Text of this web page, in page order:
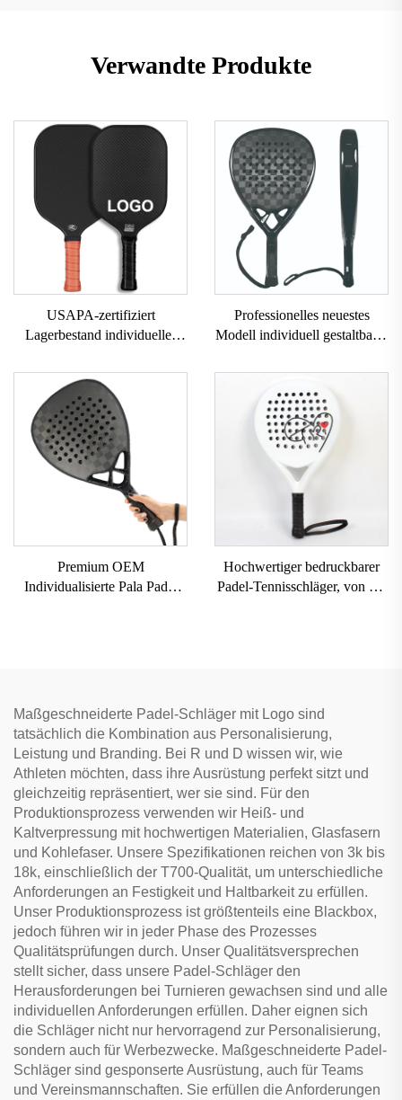
Verwandte Produkte
USAPA-zertifiziert
Lagerbestand individuelles
Pickleball-Schläger
Kohlefaseroberfläche T700
Rohkarbonfaser-Pickleball-
Schläger 2024
Professionelles neuestes
Modell individuell gestaltbarer
Paddle-Tennis-Padel-Schläger
Premium OEM
Individualisierte Pala Padel
Hochwertiger bedruckbarer
Padel-Tennisschläger, von der
Maßgeschneiderte Padel-Schläger mit Logo sind
tatsächlich die Kombination aus Personalisierung,
Leistung und Branding. Bei R und D wissen wir, wie
Athleten möchten, dass ihre Ausrüstung perfekt sitzt und
gleichzeitig repräsentiert, wer sie sind. Für den
Produktionsprozess verwenden wir Heiß- und
Kaltverpressung mit hochwertigen Materialien, Glasfasern
und Kohlefaser. Unsere Spezifikationen reichen von 3k bis
18k, einschließlich der T700-Qualität, um unterschiedliche
Anforderungen an Festigkeit und Haltbarkeit zu erfüllen.
Unser Produktionsprozess ist größtenteils eine Blackbox,
jedoch führen wir in jeder Phase des Prozesses
Qualitätsprüfungen durch. Unser Qualitätsversprechen
stellt sicher, dass unsere Padel-Schläger den
Herausforderungen bei Turnieren gewachsen sind und alle
individuellen Anforderungen erfüllen. Daher eignen sich
die Schläger nicht nur hervorragend zur Personalisierung,
sondern auch für Werbezwecke. Maßgeschneiderte Padel-
Schläger sind gesponserte Ausrüstung, auch für Teams
und Vereinsmannschaften. Sie erfüllen die Anforderungen